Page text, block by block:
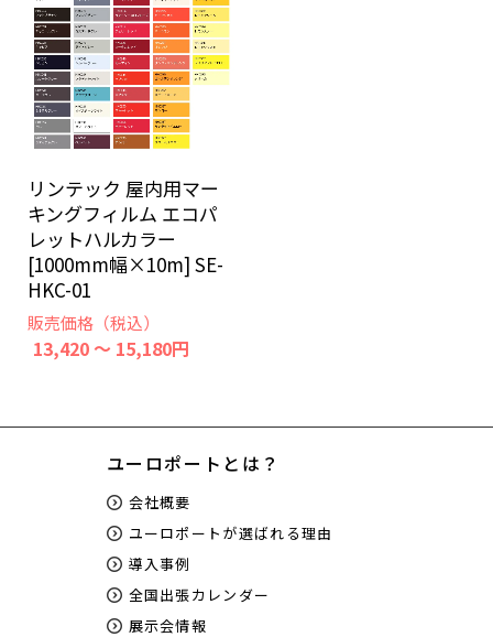
リンテック 屋内用マー
キングフィルム エコパ
レットハルカラー
[1000mm幅×10m] SE-
HKC-01
販売価格（税込）
13,420 ～ 15,180円
ユーロポートとは？
会社概要
ユーロポートが選ばれる理由
導入事例
全国出張カレンダー
展示会情報